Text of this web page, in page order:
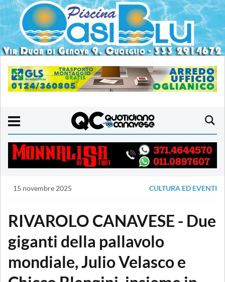
15 novembre 2025 CULTURA ED EVENTI
RIVAROLO CANAVESE - Due
giganti della pallavolo
mondiale, Julio Velasco e